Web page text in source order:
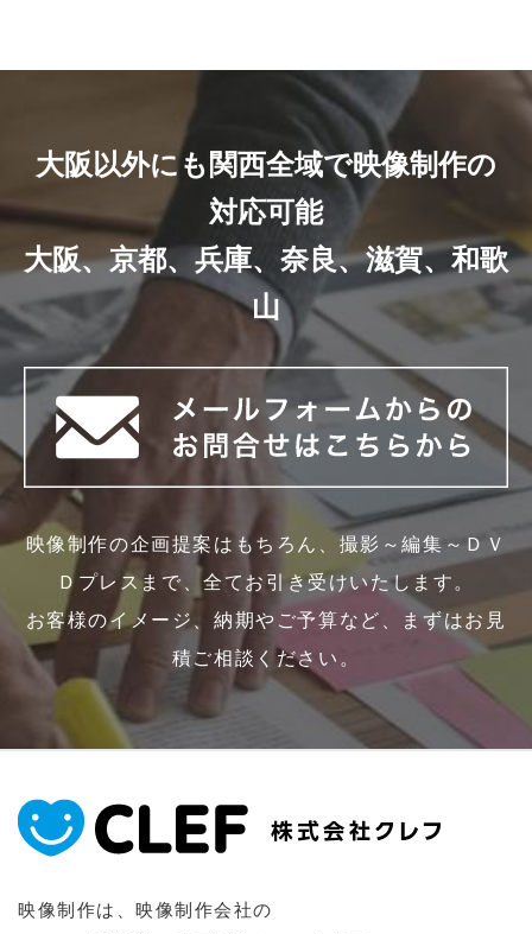
大阪以外にも関西全域で映像制作の
対応可能
大阪、京都、兵庫、奈良、滋賀、和歌
山
映像制作の企画提案はもちろん、撮影～編集～ＤＶ
Ｄプレスまで、全てお引き受けいたします。
お客様のイメージ、納期やご予算など、まずはお見
積ご相談ください。
映像制作は、映像制作会社の